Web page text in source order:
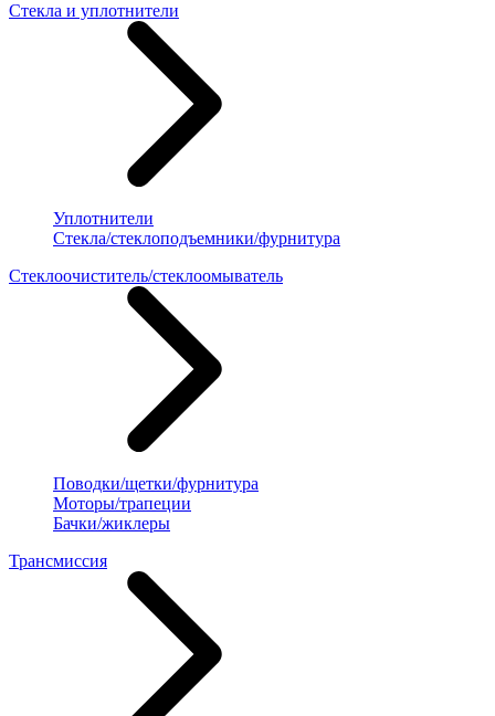
Стекла и уплотнители
Уплотнители
Стекла/стеклоподъемники/фурнитура
Стеклоочиститель/стеклоомыватель
Поводки/щетки/фурнитура
Моторы/трапеции
Бачки/жиклеры
Трансмиссия